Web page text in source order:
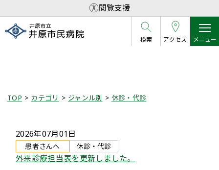
閲覧支援
検索 アクセス メニュー
TOP カテゴリ ジャンル別 休診・代診
2026年07月01日
患者さんへ 休診・代診
外来診療担当表を更新しました。